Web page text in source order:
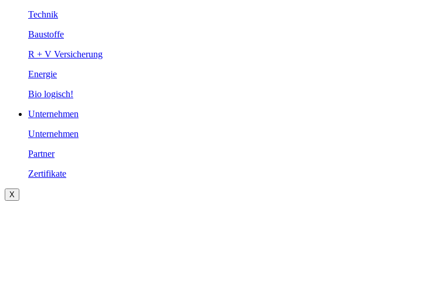
Technik
Baustoffe
R + V Versicherung
Energie
Bio logisch!
Unternehmen
Unternehmen
Partner
Zertifikate
X